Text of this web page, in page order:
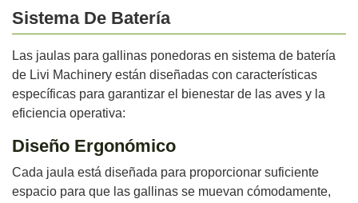
Sistema De Batería
Las jaulas para gallinas ponedoras en sistema de batería
de Livi Machinery están diseñadas con características
específicas para garantizar el bienestar de las aves y la
eficiencia operativa:
Diseño Ergonómico
Cada jaula está diseñada para proporcionar suficiente
espacio para que las gallinas se muevan cómodamente,